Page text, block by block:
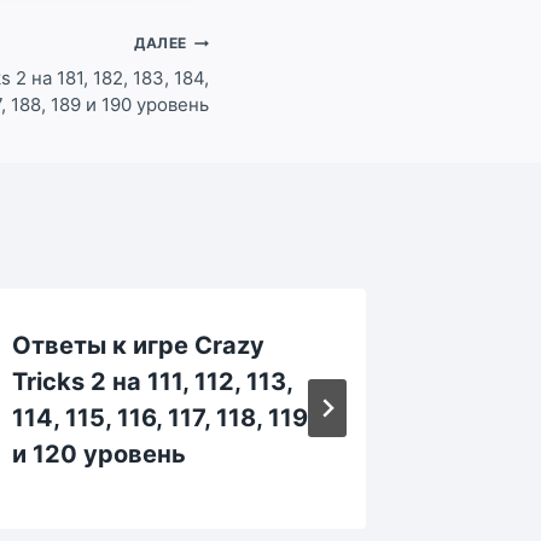
ДАЛЕЕ
2 на 181, 182, 183, 184,
188, 189 и 190 уровень
Ответы к игре Crazy
Tricks 2 на 111, 112, 113,
114, 115, 116, 117, 118, 119
и 120 уровень